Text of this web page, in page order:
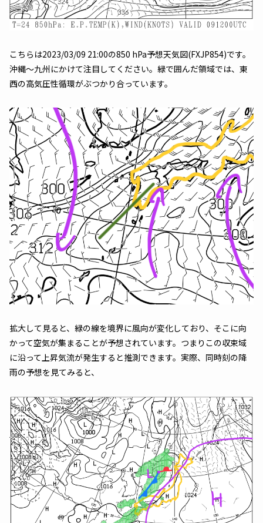
こちらは2023/03/09 21:00の850 hPa予想天気図(FXJP854)です。
沖縄～九州にかけて注目してください。緑で囲んだ領域では、東
西の高気圧性循環がぶつかり合っています。
拡大して見ると、緑の線を境界に風向が変化しており、そこに向
かって空気が集まることが予想されています。つまりこの収束域
に沿って上昇気流が発生すると推測できます。実際、同時刻の降
雨の予想を見てみると、